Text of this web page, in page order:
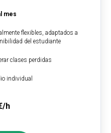
mes
flexibles, adaptados a
del estudiante
clases perdidas
individual
h